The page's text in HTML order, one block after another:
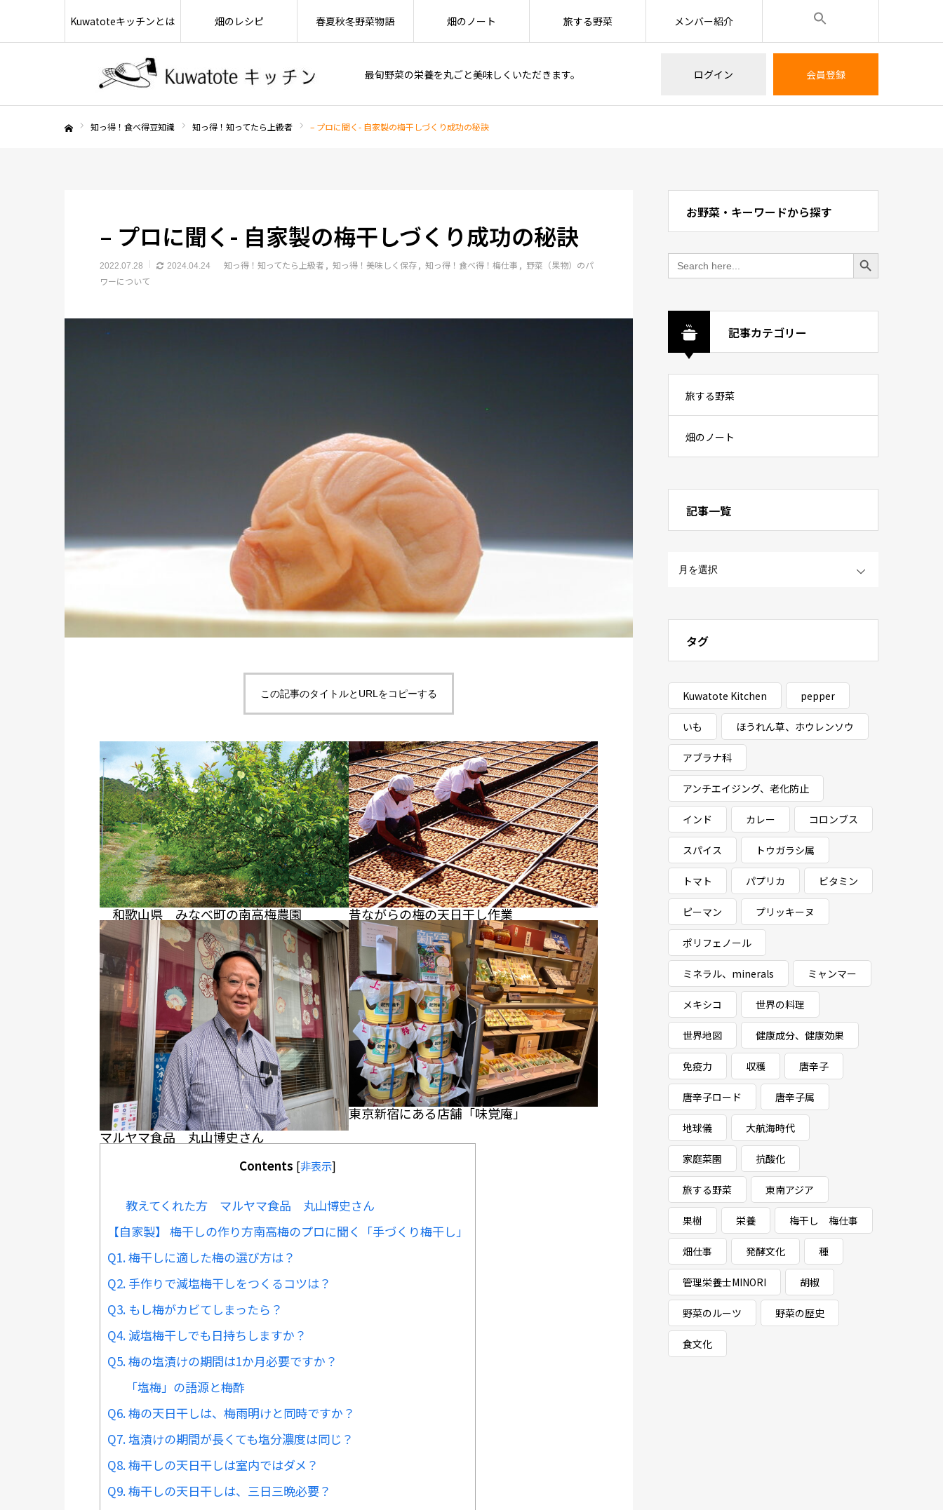
最旬野菜の栄養を丸ごと美味しくいただきます。 ログイン 会員登録
Kuwatoteキッチンとは 畑のレシピ 春夏秋冬野菜物語 畑のノート 旅する野菜 メンバー紹介
知っ得！食べ得豆知識 知っ得！知ってたら上級者 – プロに聞く- 自家製の梅干しづくり成功の秘訣
– プロに聞く- 自家製の梅干しづくり成功の秘訣
2022.07.28 2024.04.24 知っ得！知ってたら上級者 知っ得！美味しく保存 知っ得！食べ得！梅仕事
野菜（果物）のパ
ワーについて
この記事のタイトルとURLをコピーする
和歌山県 みなべ町の南高梅農園 昔ながらの梅の天日干し作業
マルヤマ食品 丸山博史さん
東京新宿にある店舗「味覚庵」
Contents [非表示]
教えてくれた方 マルヤマ食品 丸山博史さん
【自家製】 梅干しの作り方南高梅のプロに聞く「手づくり梅干し」
Q1. 梅干しに適した梅の選び方は？
Q2. 手作りで減塩梅干しをつくるコツは？
Q3. もし梅がカビてしまったら？
Q4. 減塩梅干しでも日持ちしますか？
Q5. 梅の塩漬けの期間は1か月必要ですか？
「塩梅」の語源と梅酢
Q6. 梅の天日干しは、梅雨明けと同時ですか？
Q7. 塩漬けの期間が長くても塩分濃度は同じ？
Q8. 梅干しの天日干しは室内ではダメ？
Q9. 梅干しの天日干しは、三日三晩必要？
お野菜・キーワードから探す
Search
for:
Search Button
記事カテゴリー
旅する野菜
畑のノート
記事一覧
タグ
Kuwatote Kitchen pepper
いも ほうれん草、ホウレンソウ
アブラナ科
アンチエイジング、老化防止
インド カレー コロンブス
スパイス トウガラシ属
トマト パプリカ ビタミン
ピーマン プリッキーヌ
ポリフェノール
ミネラル、minerals ミャンマー
メキシコ 世界の料理
世界地図 健康成分、健康効果
免疫力 収穫 唐辛子
唐辛子ロード 唐辛子属
地球儀 大航海時代
家庭菜園 抗酸化
旅する野菜 東南アジア
果樹 栄養 梅干し 梅仕事
畑仕事 発酵文化 種
管理栄養士MINORI 胡椒
野菜のルーツ 野菜の歴史
食文化